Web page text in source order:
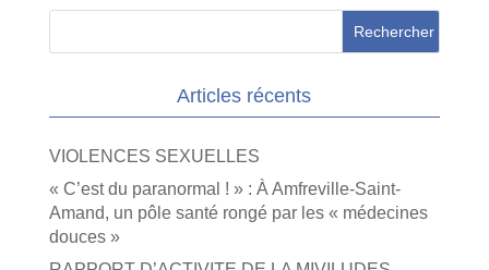
Articles récents
VIOLENCES SEXUELLES
« C’est du paranormal ! » : À Amfreville-Saint-
Amand, un pôle santé rongé par les « médecines
douces »